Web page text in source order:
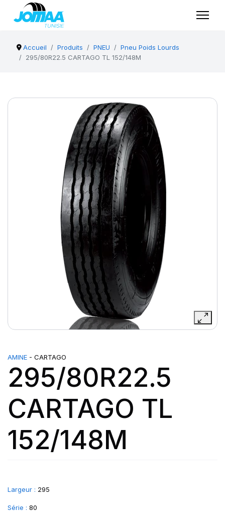
Accueil Produits PNEU
Pneu Poids Lourds
295/80R22.5 CARTAGO TL 152/148M
AMINE - CARTAGO
295/80R22.5
CARTAGO TL
152/148M
Largeur : 295
Série : 80